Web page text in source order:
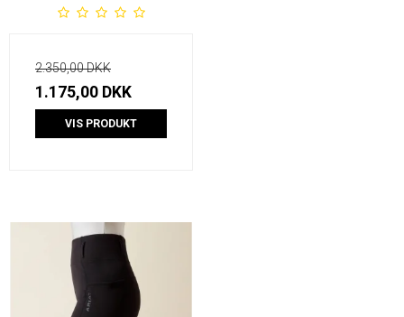
2.350,00 DKK
1.175,00 DKK
VIS PRODUKT